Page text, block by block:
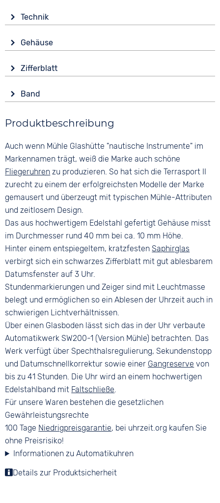
Technik
Automatik
Funktionen
Datumsanzeige
Wasserdicht
Gehäuse
Saphirglas
Form
Rund
Material
Farbe
Silber
Zifferblatt
Analog
Schwarz
Ziffern
Arabisch
Band
Silber
Material
Edelstahl
Bandschließe
Faltschließe
Produktbeschreibung
Auch wenn Mühle Glashütte "nautische Instrumente" im
Markennamen trägt, weiß die Marke auch schöne
Fliegeruhren zu produzieren. So hat sich die Terrasport II
zurecht zu einem der erfolgreichsten Modelle der Marke
gemausert und überzeugt mit typischen Mühle-Attributen
und zeitlosem Design.
Das aus hochwertigem Edelstahl gefertigt Gehäuse misst
im Durchmesser rund 40 mm bei ca. 10 mm Höhe.
Hinter einem entspiegeltem, kratzfestenSaphirglas
verbirgt sich ein schwarzes Zifferblatt mit gut ablesbarem
Datumsfenster auf 3 Uhr.
Stundenmarkierungen und Zeiger sind mit Leuchtmasse
belegt und ermöglichen so ein Ablesen der Uhrzeit auch in
schwierigen Lichtverhältnissen.
Über einen Glasboden lässt sich das in der Uhr verbaute
Automatikwerk SW200-1 (Version Mühle) betrachten. Das
Werk verfügt über Spechthalsregulierung, Sekundenstopp
und Datumschnellkorrektur sowie einer Gangreserve von
bis zu 41 Stunden. Die Uhr wird an einem hochwertigen
Edelstahlband mit Faltschließe.
Für unsere Waren bestehen die gesetzlichen
Gewährleistungsrechte
100 Tage Niedrigpreisgarantie, bei uhrzeit.org kaufen Sie
ohne Preisrisiko!
Informationen zu Automatikuhren
Details zur Produktsicherheit